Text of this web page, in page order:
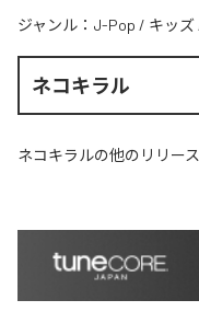
ジャンル： J-Pop / キッズ
ネコキラル
ネコキラルの他のリリース